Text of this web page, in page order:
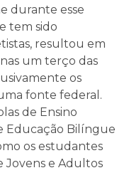
durante esse
tem sido
resultou em
um terço das
os
fonte federal.
de Ensino
Educação Bilíngue
os estudantes
Jovens e Adultos